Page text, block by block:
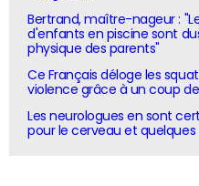
Bertrand, maître-nageur :
d'enfants en piscine sont
physique des parents"
Ce Français déloge les
violence grâce à un coup
Les neurologues en sont
pour le cerveau et